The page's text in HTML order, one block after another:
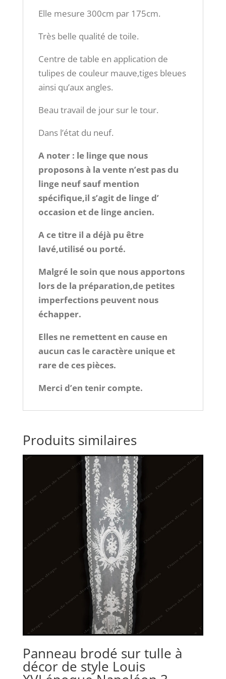
Elle mesure 300cm par 175cm.
Très belle qualité de toile.
Centre de table en application de
tulipes de couleur mauve,tiges bleues
ainsi qu’aux angles.
Beau travail de jour sur le tour.
Dans l’état du neuf.
A noter : le linge que nous
proposons à la vente n’est pas du
linge neuf sauf mention
spécifique,il s’agit de linge d’
occasion et de linge ancien.
A ce titre il a déjà pu être
lavé,utilisé ou porté.
Malgré le soin que nous apportons
lors de la préparation,de petites
imperfections peuvent nous
échapper.
Elles ne remettent en cause en
aucun cas le caractère unique et
rare de ces pièces.
Merci d’en tenir compte.
Produits similaires
Panneau brodé sur tulle à
décor de style Louis